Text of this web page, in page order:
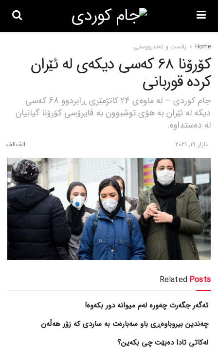
Home زانست و تەندرووستی
کۆرۆنا 68 کەسی دیکەی لە ئێران
کردە قوربانی
جام کوردی – لە ماوەی 24 کاتژمێری ڕابردوو 68 کەسی
دیکە لە ئێران بە هۆی توشبوون بە ڤایرۆسی کۆرۆنا گیانیان
لە دەستداوە.
ئازار 19, 2021
Related Posts
ئەگەر جگەرت چەورە لەم میوانە دور بکەوە!
چەندین بیروباوەڕی باو سەبارەت بە ساردی کە زۆر هەڵەن
لەکاتی تادا دەبێت چی بکەین؟